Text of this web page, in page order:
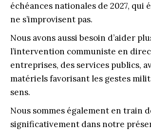
échéances nationales de 2027, qui
ne s’improvisent pas.
Nous avons aussi besoin d’aider
l’intervention communiste en
entreprises, des services publics,
matériels favorisant les gestes
sens.
Nous sommes également en train
significativement dans notre